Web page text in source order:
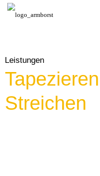
Leistungen
Streichen